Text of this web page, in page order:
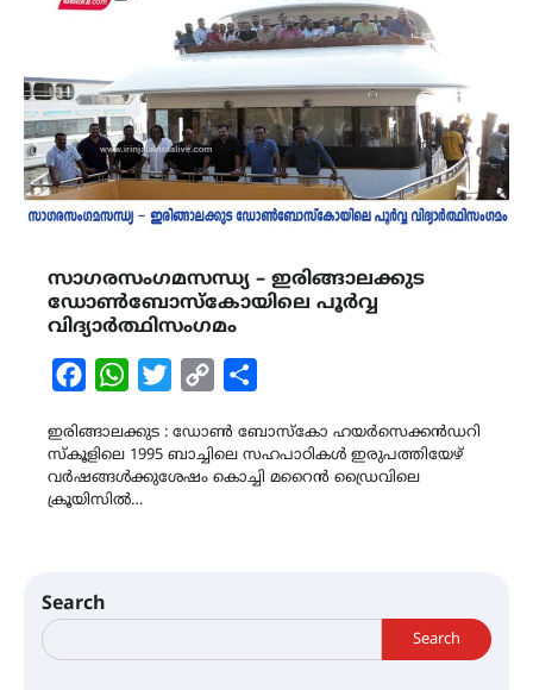
സാഗരസംഗമസന്ധ്യ – ഇരിങ്ങാലക്കുട
ഡോൺബോസ്കോയിലെ പൂർവ്വ
വിദ്യാർത്ഥിസംഗമം
FacebookWhatsAppTwitterCopy
ഇരിങ്ങാലക്കുട : ഡോൺ ബോസ്കോ ഹയർസെക്കൻഡറി
സ്കൂളിലെ 1995 ബാച്ചിലെ സഹപാഠികൾ ഇരുപത്തിയേഴ്
വർഷങ്ങൾക്കുശേഷം കൊച്ചി മറൈൻ ഡ്രൈവിലെ
ക്രൂയിസിൽ…
Search
Search